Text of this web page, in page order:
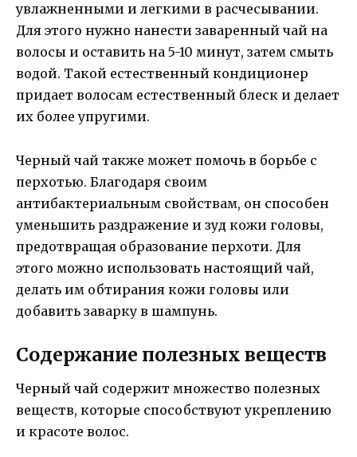
увлажненными и легкими в расчесывании.
Для этого нужно нанести заваренный чай на
волосы и оставить на 5-10 минут, затем смыть
водой. Такой естественный кондиционер
придает волосам естественный блеск и делает
их более упругими.
Черный чай также может помочь в борьбе с
перхотью. Благодаря своим
антибактериальным свойствам, он способен
уменьшить раздражение и зуд кожи головы,
предотвращая образование перхоти. Для
этого можно использовать настоящий чай,
делать им обтирания кожи головы или
добавить заварку в шампунь.
Содержание полезных веществ
Черный чай содержит множество полезных
веществ, которые способствуют укреплению
и красоте волос.